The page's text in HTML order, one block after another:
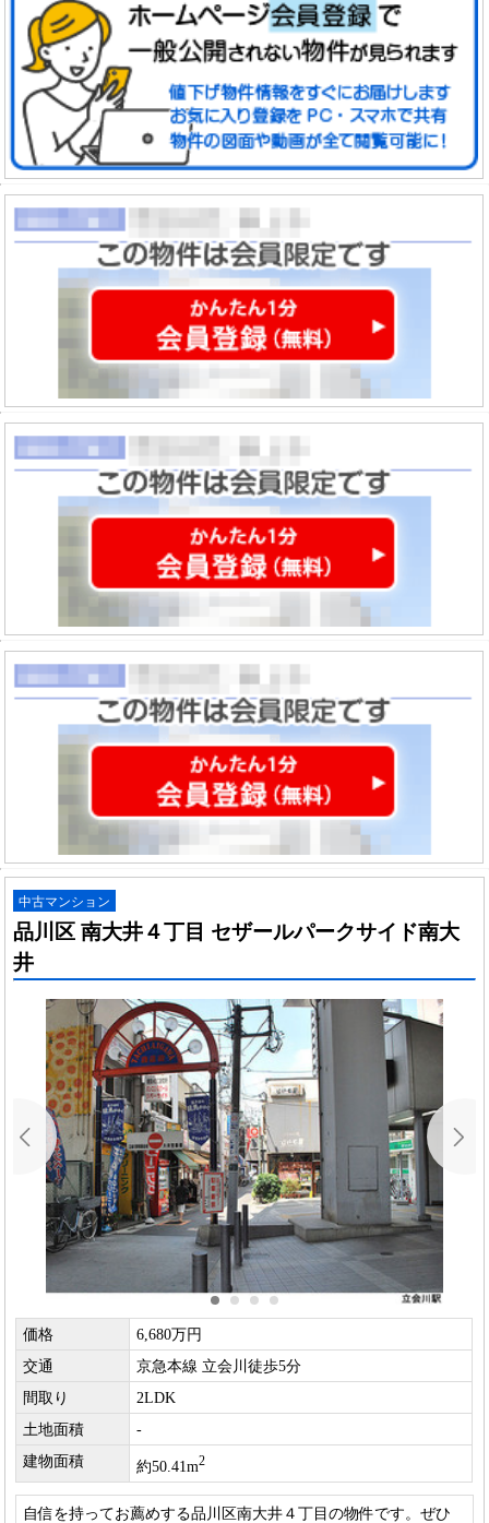
中古マンション
品川区 南大井４丁目 セザールパークサイド南大
井
価格
6,680万円
交通
京急本線 立会川徒歩5分
間取り
2LDK
土地面積
-
建物面積
約50.41m2
自信を持ってお薦めする品川区南大井４丁目の物件です。ぜひ